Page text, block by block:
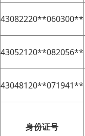
43082220**060300**
43052120**082056**
43048120**071941**
身份证号